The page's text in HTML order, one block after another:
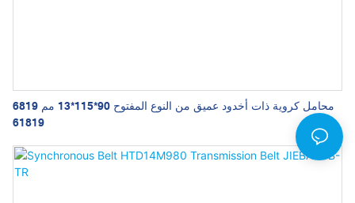
محامل كروية ذات أخدود عميق من النوع المفتوح 90*115*13 مم 6819
61819